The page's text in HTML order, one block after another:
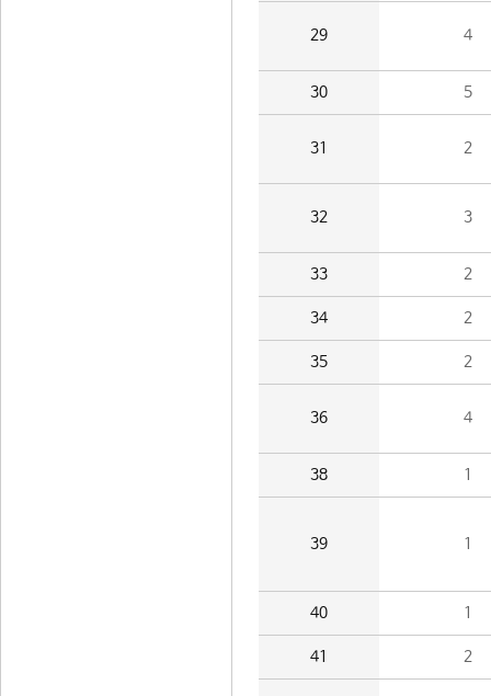
29 4
30 5
31 2
32 3
33 2
34 2
35 2
36 4
38 1
39 1
40 1
41 2